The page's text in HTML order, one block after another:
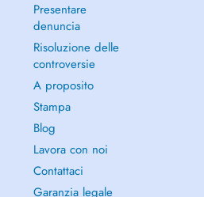
Ich biete einen Raum des Zuhörens, des
Wohlwollens, in dem jeder so kommen
zu werden. Meine Aufgabe ist es nicht,
Antworten/Lösungen zu geben, sondern
selbst besser zu verstehen, Ihre Gefühle
die Antwort/Lösung zu finden, die zu
Hausbesuche werden in einem Umkreis
(3620) durchgeführt und mit 0,20 pro
Die Sitzungen werden nicht von der
Presentare
denuncia
Risoluzione delle
controversie
A proposito
Stampa
Blog
Lavora con noi
Contattaci
Garanzia legale